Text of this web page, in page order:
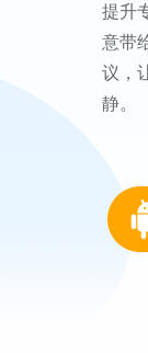
提升
意带
议，
静。